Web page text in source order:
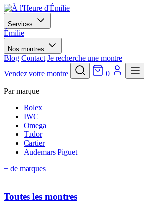
Services
Émilie
Nos montres
Blog Contact Je recherche une montre
Vendez votre montre
0
Par marque
Rolex
IWC
Omega
Tudor
Cartier
Audemars Piguet
+ de marques
Toutes les montres